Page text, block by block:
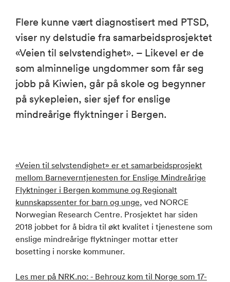
Flere kunne vært diagnostisert med PTSD,
viser ny delstudie fra samarbeidsprosjektet
«Veien til selvstendighet». – Likevel er de
som alminnelige ungdommer som får seg
jobb på Kiwien, går på skole og begynner
på sykepleien, sier sjef for enslige
mindreårige flyktninger i Bergen.
«Veien til selvstendighet» er et samarbeidsprosjekt
mellom Barneverntjenesten for Enslige Mindreårige
Flyktninger i Bergen kommune og Regionalt
kunnskapssenter for barn og unge, ved NORCE
Norwegian Research Centre. Prosjektet har siden
2018 jobbet for å bidra til økt kvalitet i tjenestene som
enslige mindreårige flyktninger mottar etter
bosetting i norske kommuner.
Les mer på NRK.no: - Behrouz kom til Norge som 17-